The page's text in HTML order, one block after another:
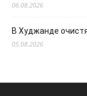
06.08.2026
В Худжанде
05.08.2026